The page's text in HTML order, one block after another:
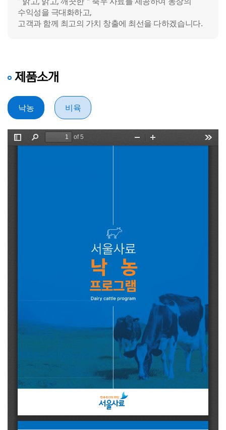
수익성을 극대화하고,
고객과 함께 최고의 가치 창출에 최선을 다하겠습니다.
제품소개
낙농 비육